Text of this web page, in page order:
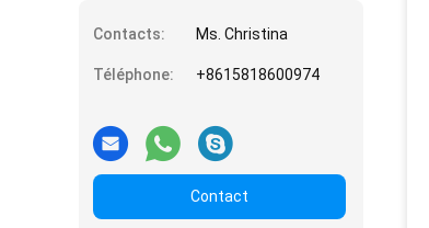
Contacts: Ms. Christina
Téléphone: +8615818600974
Contact